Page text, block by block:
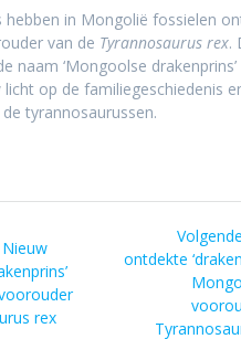
hebben in Mongolië fossielen
van de Tyrannosaurus rex.
naam ‘Mongoolse drakenprins’
op de familiegeschiedenis
tyrannosaurussen.
Vorig
bericht:
Nieuw
rex
ontdekte